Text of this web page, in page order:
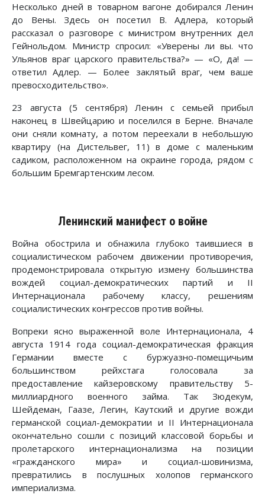
Несколько дней в товарном вагоне добирался Ленин
до Вены. Здесь он посетил В. Адлера, который
рассказал о разговоре с министром внутренних дел
Гейнольдом. Министр спросил: «Уверены ли вы. что
Ульянов враг царского правительства?» — «О, да! —
ответил Адлер. — Более заклятый враг, чем ваше
превосходительство».
23 августа (5 сентября) Ленин с семьей прибыл
наконец в Швейцарию и поселился в Берне. Вначале
они сняли комнату, а потом переехали в небольшую
квартиру (на Дистельвег, 11) в доме с маленьким
садиком, расположенном на окраине города, рядом с
большим Бремгартенским лесом.
Ленинский манифест о войне
Война обострила и обнажила глубоко таившиеся в
социалистическом рабочем движении противоречия,
продемонстрировала открытую измену большинства
вождей социал-демократических партий и II
Интернационала рабочему классу, решениям
социалистических конгрессов против войны.
Вопреки ясно выраженной воле Интернационала, 4
августа 1914 года социал-демократическая фракция
Германии вместе с буржуазно-помещичьим
большинством рейхстага голосовала за
предоставление кайзеровскому правительству 5-
миллиардного военного займа. Так Зюдекум,
Шейдеман, Гаазе, Легин, Каутский и другие вожди
германской социал-демократии и II Интернационала
окончательно сошли с позиций классовой борьбы и
пролетарского интернационализма на позиции
«гражданского мира» и социал-шовинизма,
превратились в послушных холопов германского
империализма.